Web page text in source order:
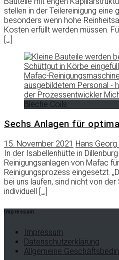
stellen in der Teilereinigung
besonders wenn hohe
Kosten erfüllt werden müssen.
[…]
Bleche Coils
Sechs Anlagen für
15. November 2021 Hans
In der Isabellenhütte in
Reinigungsanlagen von Mafac
Reinigungsprozess eingesetzt.
bei uns laufen, sind nicht von
individuell […]
Impressum
Impressum
Datenschutzerklärung
Allgemeine